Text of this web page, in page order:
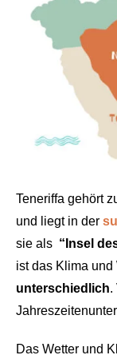
Teneriffa gehört
und liegt in der
sie als “Insel
ist das Klima und
unterschiedlich.
Das Wetter und